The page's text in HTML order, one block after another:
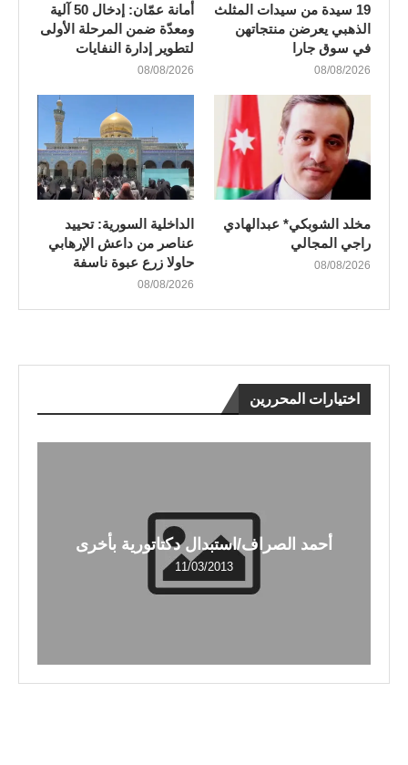
19 سيدة من سيدات المثلث
الذهبي يعرضن منتجاتهن
في سوق جارا
08/08/2026
أمانة عمّان: إدخال 50 آلية
ومعدّة ضمن المرحلة الأولى
لتطوير إدارة النفايات
08/08/2026
مخلد الشوبكي* عبدالهادي
راجي المجالي
08/08/2026
الداخلية السورية: تحييد
عناصر من داعش الإرهابي
حاولا زرع عبوة ناسفة
08/08/2026
اختيارات المحررين
أحمد الصراف/استبدال دكتاتورية بأخرى
11/03/2013